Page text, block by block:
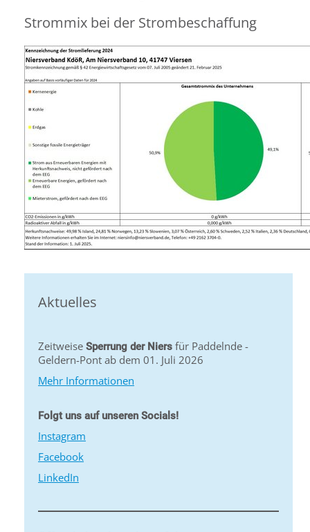
Strommix bei der Strombeschaffung
Aktuelles
Zeitweise Sperrung der Niers für Paddelnde -
Geldern-Pont ab dem 01. Juli 2026
Mehr Informationen
Folgt uns auf unseren Socials!
Instagram
Facebook
LinkedIn